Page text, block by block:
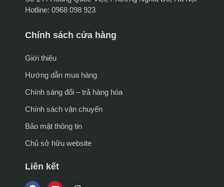
Hotline: 0968 098 923
Chính sách cửa hàng
Giới thiệu
Hướng dẫn mua hàng
Chính sáng đổi – trả hàng hóa
Chính sách vận chuyển
Bảo mật thông tin
Chủ sở hữu website
Liên kết